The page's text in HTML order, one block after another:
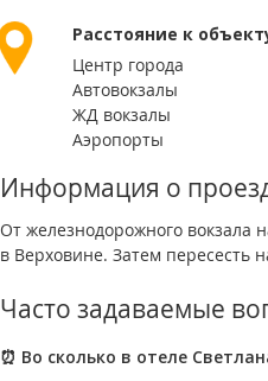
Расстояние к
Центр города
Автовокзалы
ЖД вокзалы
Аэропорты
Информация о
От железнодорожного вокзала
в Верховине. Затем пересесть
Часто задаваемые
⏰ Во сколько в отеле